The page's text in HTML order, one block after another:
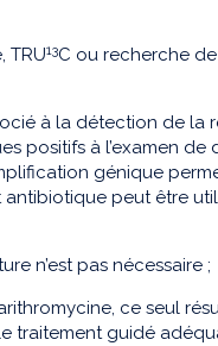
TRU13C ou recherche de
à la détection de la
positifs à l’examen de
génique
peut être
n’est pas nécessaire ;
ce seul
traitement guidé